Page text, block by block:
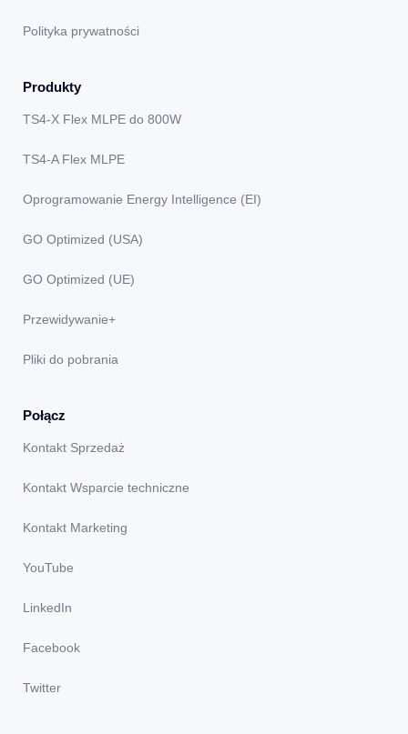
Polityka prywatności
Produkty
TS4-X Flex MLPE do 800W
TS4-A Flex MLPE
Oprogramowanie Energy Intelligence (EI)
GO Optimized (USA)
GO Optimized (UE)
Przewidywanie+
Pliki do pobrania
Połącz
Kontakt Sprzedaż
Kontakt Wsparcie techniczne
Kontakt Marketing
YouTube
LinkedIn
Facebook
Twitter